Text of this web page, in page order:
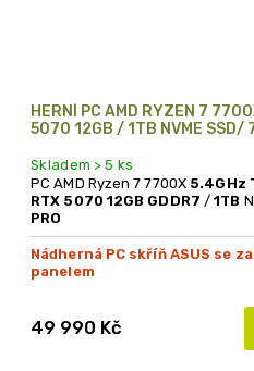
HERNÍ PC AMD RYZEN 7
5070 12GB / 1TB NVME SSD/
Skladem > 5 ks
49 990 Kč
PC AMD Ryzen 7 7700X 5.4GHz
RTX 5070 12GB GDDR7 /1TB
PRO
Nádherná PC skříň ASUS se
panelem